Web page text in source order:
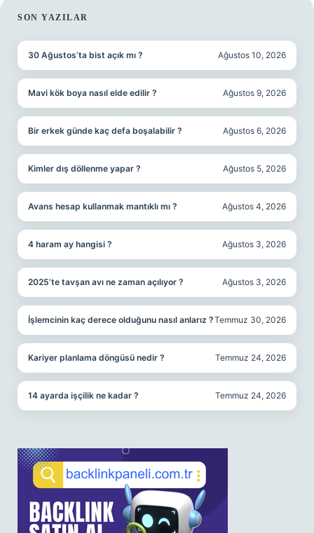
SIDEBAR
SON YAZILAR
30 Ağustos’ta bist açık mı ? Ağustos 10, 2026
Mavi kök boya nasıl elde edilir ? Ağustos 9, 2026
Bir erkek günde kaç defa boşalabilir ? Ağustos 6, 2026
Kimler dış döllenme yapar ? Ağustos 5, 2026
Avans hesap kullanmak mantıklı mı ? Ağustos 4, 2026
4 haram ay hangisi ? Ağustos 3, 2026
2025’te tavşan avı ne zaman açılıyor ? Ağustos 3, 2026
İşlemcinin kaç derece olduğunu nasıl anlarız ?Temmuz 30, 2026
Kariyer planlama döngüsü nedir ? Temmuz 24, 2026
14 ayarda işçilik ne kadar ? Temmuz 24, 2026